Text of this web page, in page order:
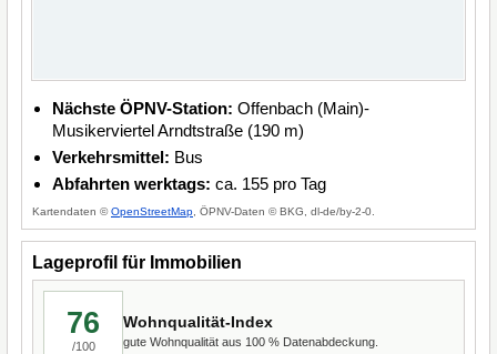
Nächste ÖPNV-Station: Offenbach (Main)-
Musikerviertel Arndtstraße (190 m)
Verkehrsmittel: Bus
Abfahrten werktags: ca. 155 pro Tag
Kartendaten ©OpenStreetMap , ÖPNV-Daten © BKG, dl-de/by-2-0.
Lageprofil für Immobilien
76
/100
Wohnqualität-Index
gute Wohnqualität aus 100 % Datenabdeckung.